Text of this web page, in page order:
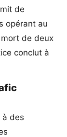
de
opérant au
de deux
conclut à
à des